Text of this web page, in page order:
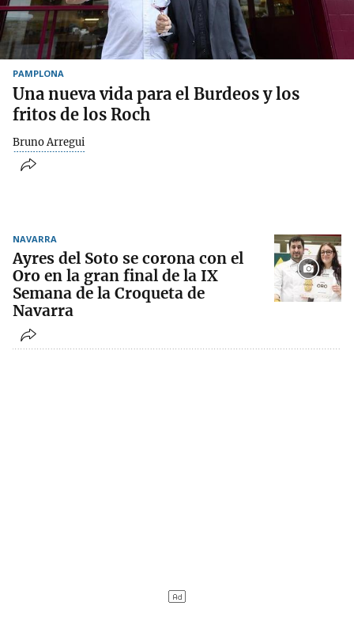
PAMPLONA
Una nueva vida para el Burdeos y los
fritos de los Roch
Bruno Arregui
NAVARRA
Ayres del Soto se corona con el
Oro en la gran final de la IX
Semana de la Croqueta de
Navarra